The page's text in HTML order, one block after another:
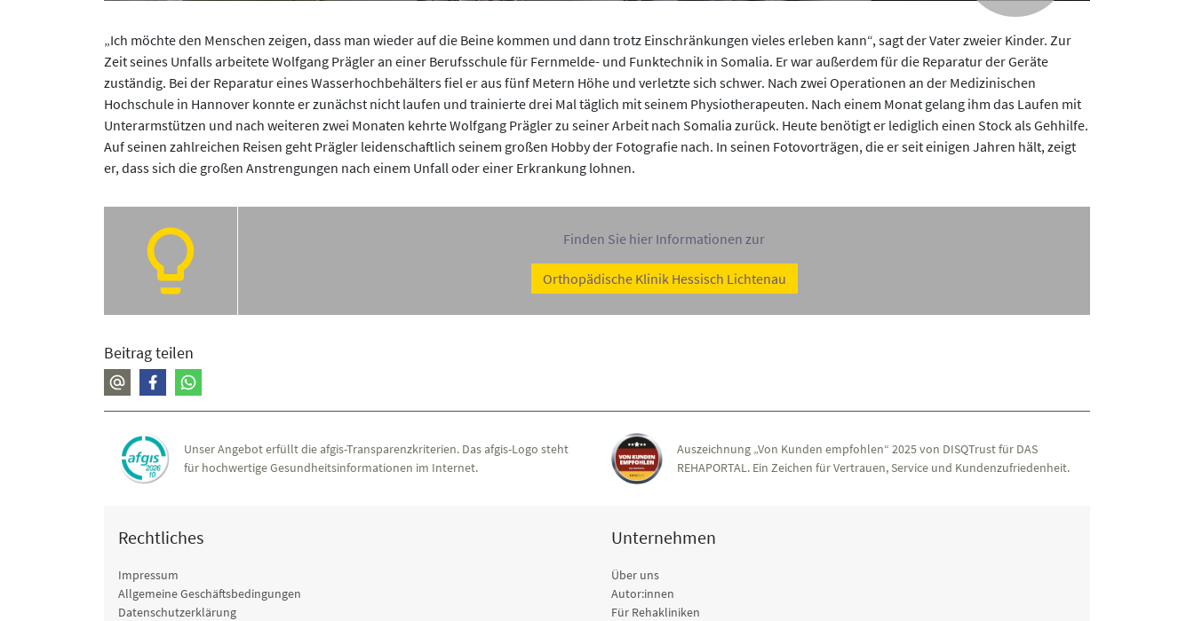
„Ich möchte den Menschen zeigen, dass man wieder auf die Beine kommen und dann trotz Einschränkungen vieles erleben kann“, sagt der Vater zweier Kinder. Zur
Zeit seines Unfalls arbeitete Wolfgang Prägler an einer Berufsschule für Fernmelde- und Funktechnik in Somalia. Er war außerdem für die Reparatur der Geräte
zuständig. Bei der Reparatur eines Wasserhochbehälters fiel er aus fünf Metern Höhe und verletzte sich schwer. Nach zwei Operationen an der Medizinischen
Hochschule in Hannover konnte er zunächst nicht laufen und trainierte drei Mal täglich mit seinem Physiotherapeuten. Nach einem Monat gelang ihm das Laufen mit
Unterarmstützen und nach weiteren zwei Monaten kehrte Wolfgang Prägler zu seiner Arbeit nach Somalia zurück. Heute benötigt er lediglich einen Stock als Gehhilfe.
Auf seinen zahlreichen Reisen geht Prägler leidenschaftlich seinem großen Hobby der Fotografie nach. In seinen Fotovorträgen, die er seit einigen Jahren hält, zeigt
er, dass sich die großen Anstrengungen nach einem Unfall oder einer Erkrankung lohnen.
Finden Sie hier Informationen zur
Orthopädische Klinik Hessisch Lichtenau
Beitrag teilen
Unser Angebot erfüllt die afgis-Transparenzkriterien. Das afgis-Logo steht
für hochwertige Gesundheitsinformationen im Internet.
Auszeichnung „Von Kunden empfohlen“ 2025 von DISQTrust für DAS
REHAPORTAL. Ein Zeichen für Vertrauen, Service und Kundenzufriedenheit.
Rechtliches
Impressum
Allgemeine Geschäftsbedingungen
Datenschutzerklärung
Unternehmen
Über uns
Autor:innen
Für Rehakliniken